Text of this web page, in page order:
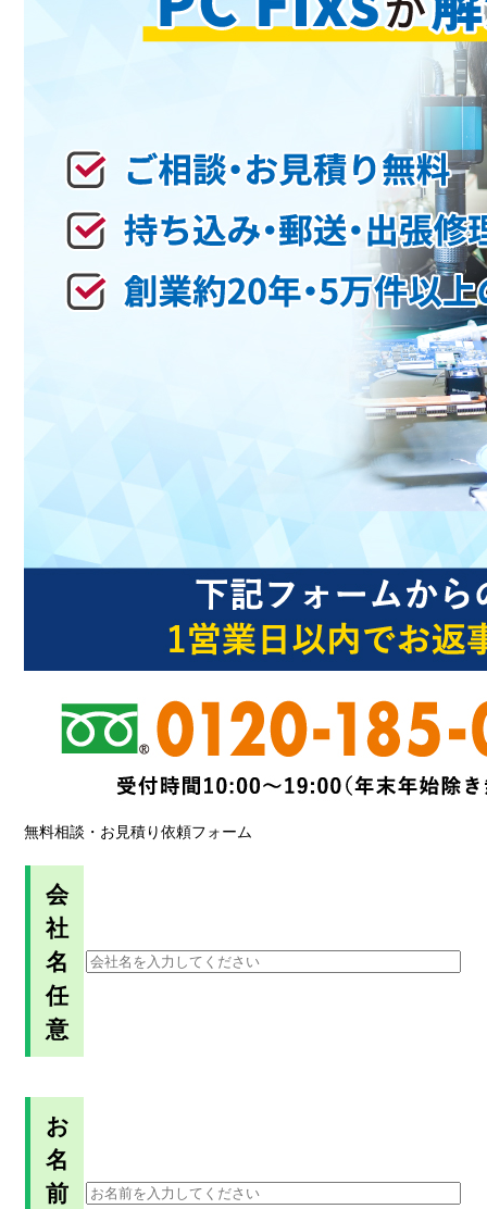
無料相談・お見積り依頼フォーム
会
社
名
任
意
お
名
前